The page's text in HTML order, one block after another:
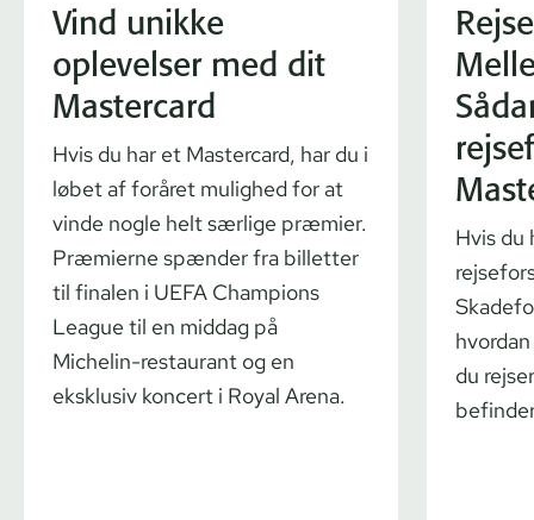
Vind unikke
oplevelser med dit
Mastercard
Hvis du har et Mastercard, har du i
løbet af foråret mulighed for at
vinde nogle helt særlige præmier.
Præmierne spænder fra billetter
til finalen i UEFA Champions
League til en middag på
Michelin-restaurant og en
eksklusiv koncert i Royal Arena.
Hvis du
du